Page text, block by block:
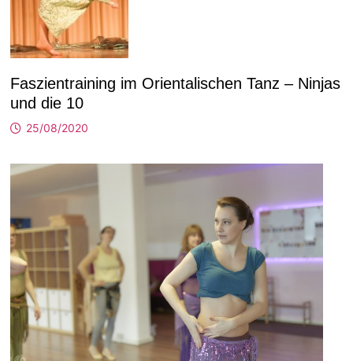
Faszientraining im Orientalischen Tanz – Ninjas
und die 10
25/08/2020